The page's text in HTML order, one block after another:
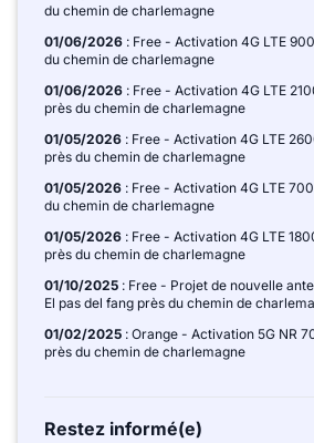
du chemin de charlemagne
01/06/2026 : Free - Activation 4G LTE
du chemin de charlemagne
01/06/2026 : Free - Activation 4G LTE
près du chemin de charlemagne
01/05/2026 : Free - Activation 4G LTE
près du chemin de charlemagne
01/05/2026 : Free - Activation 4G LTE
du chemin de charlemagne
01/05/2026 : Free - Activation 4G LTE
près du chemin de charlemagne
01/10/2025 : Free - Projet de nouvelle
El pas del fang près du chemin de
01/02/2025 : Orange - Activation 5G NR
près du chemin de charlemagne
Restez informé(e)